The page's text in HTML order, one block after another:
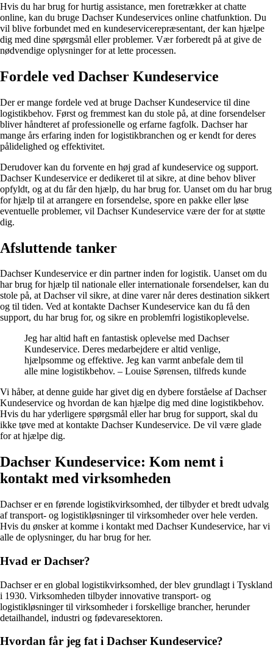
Hvis du har brug for hurtig assistance, men foretrækker at chatte
online, kan du bruge Dachser Kundeservices online chatfunktion. Du
vil blive forbundet med en kundeservicerepræsentant, der kan hjælpe
dig med dine spørgsmål eller problemer. Vær forberedt på at give de
nødvendige oplysninger for at lette processen.
Fordele ved Dachser Kundeservice
Der er mange fordele ved at bruge Dachser Kundeservice til dine
logistikbehov. Først og fremmest kan du stole på, at dine forsendelser
bliver håndteret af professionelle og erfarne fagfolk. Dachser har
mange års erfaring inden for logistikbranchen og er kendt for deres
pålidelighed og effektivitet.
Derudover kan du forvente en høj grad af kundeservice og support.
Dachser Kundeservice er dedikeret til at sikre, at dine behov bliver
opfyldt, og at du får den hjælp, du har brug for. Uanset om du har brug
for hjælp til at arrangere en forsendelse, spore en pakke eller løse
eventuelle problemer, vil Dachser Kundeservice være der for at støtte
dig.
Afsluttende tanker
Dachser Kundeservice er din partner inden for logistik. Uanset om du
har brug for hjælp til nationale eller internationale forsendelser, kan du
stole på, at Dachser vil sikre, at dine varer når deres destination sikkert
og til tiden. Ved at kontakte Dachser Kundeservice kan du få den
support, du har brug for, og sikre en problemfri logistikoplevelse.
Jeg har altid haft en fantastisk oplevelse med Dachser
Kundeservice. Deres medarbejdere er altid venlige,
hjælpsomme og effektive. Jeg kan varmt anbefale dem til
alle mine logistikbehov. – Louise Sørensen, tilfreds kunde
Vi håber, at denne guide har givet dig en dybere forståelse af Dachser
Kundeservice og hvordan de kan hjælpe dig med dine logistikbehov.
Hvis du har yderligere spørgsmål eller har brug for support, skal du
ikke tøve med at kontakte Dachser Kundeservice. De vil være glade
for at hjælpe dig.
Dachser Kundeservice: Kom nemt i
kontakt med virksomheden
Dachser er en førende logistikvirksomhed, der tilbyder et bredt udvalg
af transport- og logistikløsninger til virksomheder over hele verden.
Hvis du ønsker at komme i kontakt med Dachser Kundeservice, har vi
alle de oplysninger, du har brug for her.
Hvad er Dachser?
Dachser er en global logistikvirksomhed, der blev grundlagt i Tyskland
i 1930. Virksomheden tilbyder innovative transport- og
logistikløsninger til virksomheder i forskellige brancher, herunder
detailhandel, industri og fødevaresektoren.
Hvordan får jeg fat i Dachser Kundeservice?